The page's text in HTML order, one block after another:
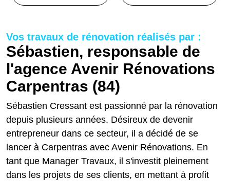
Vos travaux de rénovation réalisés par :
Sébastien, responsable de
l'agence Avenir Rénovations
Carpentras (84)
Sébastien Cressant est passionné par la rénovation
depuis plusieurs années. Désireux de devenir
entrepreneur dans ce secteur, il a décidé de se
lancer à Carpentras avec Avenir Rénovations. En
tant que Manager Travaux, il s'investit pleinement
dans les projets de ses clients, en mettant à profit